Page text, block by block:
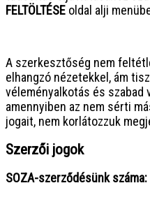
FELTÖLTÉSE oldal alji
A szerkesztőség nem
elhangzó nézetekkel, ám
véleményalkotás és szabad
amennyiben az nem sérti
jogait, nem korlátozzuk
Szerzői jogok
SOZA-szerződésünk